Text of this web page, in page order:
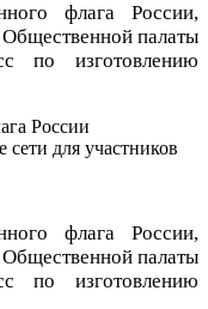
флага России,
палаты
по изготовлению
России
для участников
флага России,
палаты
по изготовлению